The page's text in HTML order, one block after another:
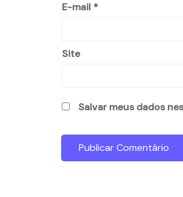
E-mail *
Site
Salvar meus dados